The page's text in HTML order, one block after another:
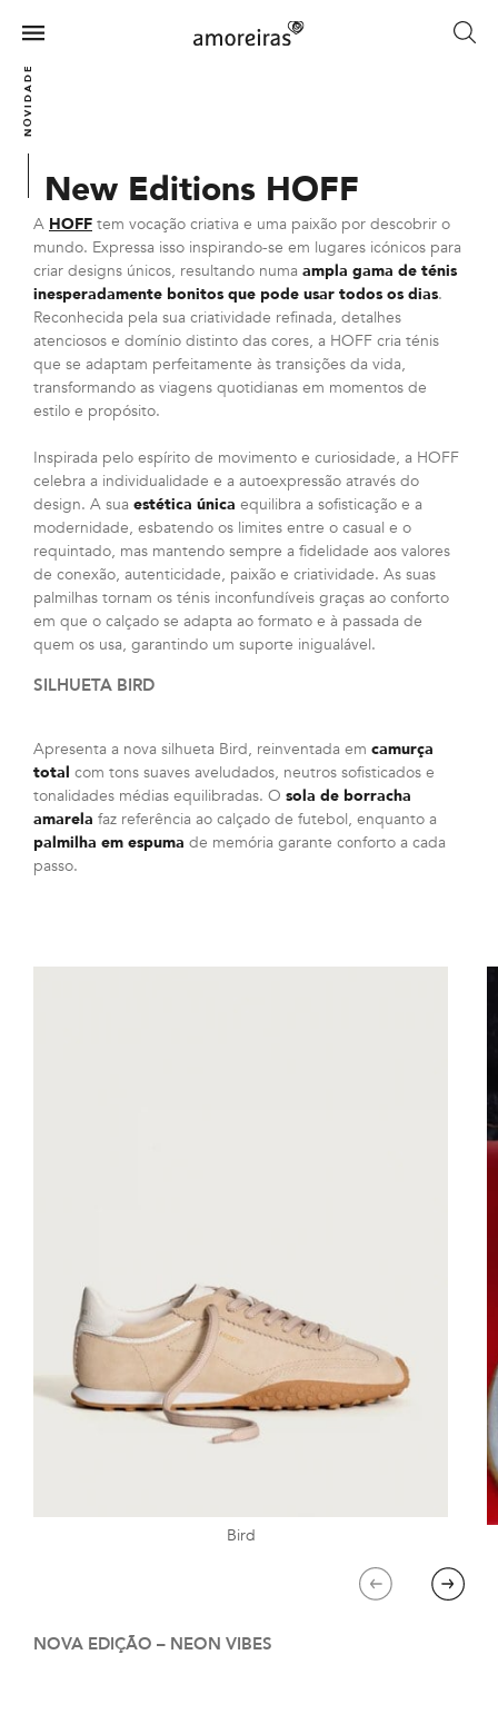
main
content
Menu
NOVIDADES
New Editions HOFF
A HOFF tem vocação criativa e uma paixão por descobrir o
mundo. Expressa isso inspirando-se em lugares icónicos para
criar designs únicos, resultando numa ampla gama de ténis
inesperadamente bonitos que pode usar todos os dias.
Reconhecida pela sua criatividade refinada, detalhes
atenciosos e domínio distinto das cores, a HOFF cria ténis
que se adaptam perfeitamente às transições da vida,
transformando as viagens quotidianas em momentos de
estilo e propósito.
Inspirada pelo espírito de movimento e curiosidade, a HOFF
celebra a individualidade e a autoexpressão através do
design. A sua estética única equilibra a sofisticação e a
modernidade, esbatendo os limites entre o casual e o
requintado, mas mantendo sempre a fidelidade aos valores
de conexão, autenticidade, paixão e criatividade. As suas
palmilhas tornam os ténis inconfundíveis graças ao conforto
em que o calçado se adapta ao formato e à passada de
quem os usa, garantindo um suporte inigualável.
SILHUETA BIRD
Apresenta a nova silhueta Bird, reinventada em camurça
total com tons suaves aveludados, neutros sofisticados e
tonalidades médias equilibradas. O sola de borracha
amarela faz referência ao calçado de futebol, enquanto a
palmilha em espuma de memória garante conforto a cada
passo.
Previous Next
Bird
NOVA EDIÇÃO – NEON VIBES